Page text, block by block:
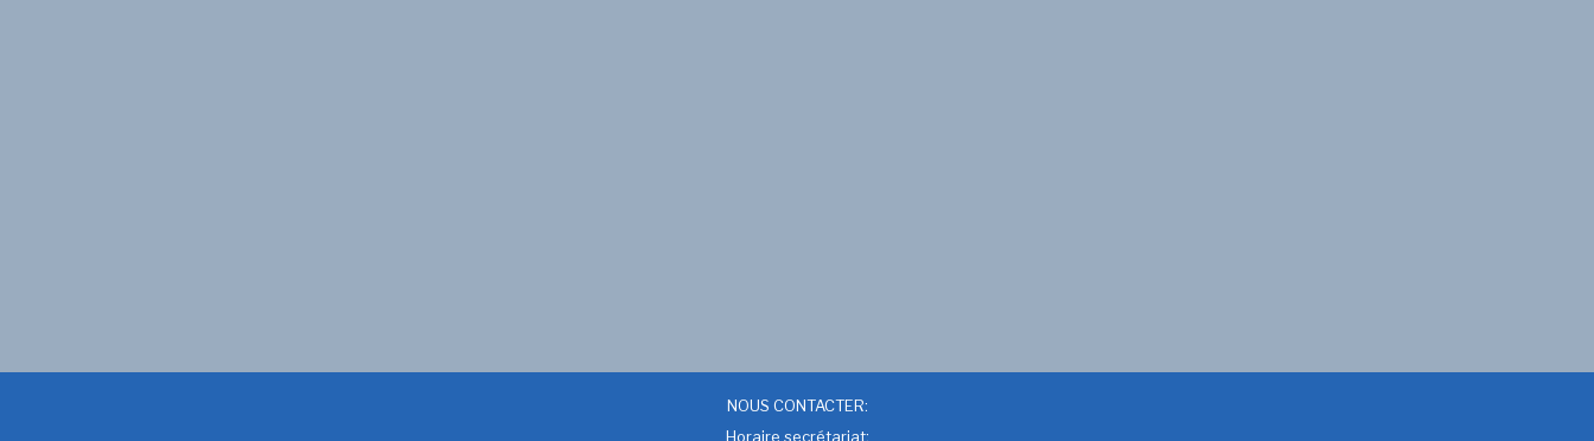
NOUS CONTACTER:
Horaire secrétariat: